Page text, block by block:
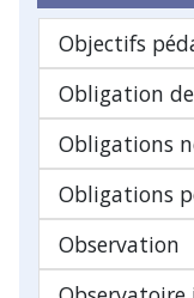
Objectifs
Obligation
Obligations
Obligations
Observation